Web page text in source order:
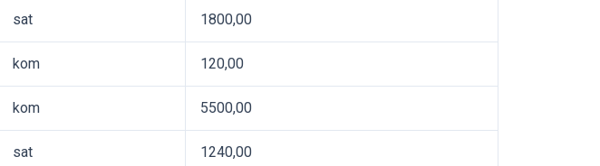
sat 1800,00
kom 120,00
kom 5500,00
sat 1240,00